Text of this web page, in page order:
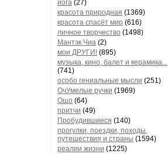
йога (27)
красота природная (1369)
красота спасёт мир (616)
личное творчество (1498)
Мантэк Чиа (2)
мои ДРУГИ! (895)
музыка, кино, балет и керамика...
(741)
особо гениальные мысли (251)
ОчУмелые ручки (1969)
Ошо (64)
притчи (49)
Пробудившиеся (140)
прогулки, поездки, походы,
путешествия и страны (1594)
реалии жизни (1225)